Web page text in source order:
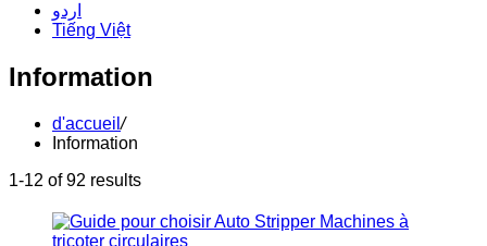
اردو
Tiếng Việt
Information
d'accueil/
Information
1-12 of 92 results